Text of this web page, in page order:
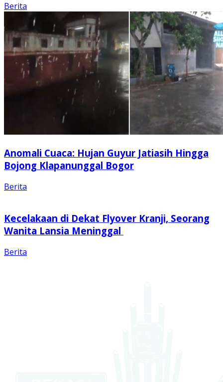
Berita
Anomali Cuaca: Hujan Guyur Jatiasih Hingga
Bojong Klapanunggal Bogor
Berita
Kecelakaan di Dekat Flyover Kranji, Seorang
Wanita Lansia Meninggal
Berita